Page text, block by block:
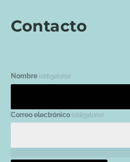
Contacto
Nombre (obligatorio)
Correo electrónico (obligatorio)